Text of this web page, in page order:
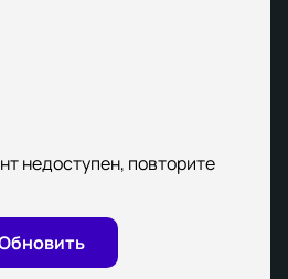
недоступен, повторите